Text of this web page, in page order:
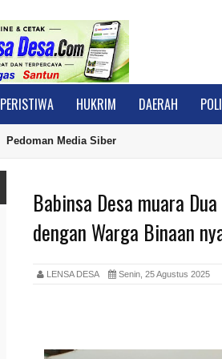
PERISTIWA HUKRIM DAERAH
Pedoman Media Siber
Babinsa Desa muara
dengan Warga Binaan
LENSA DESA Senin, 25 Agustus 2025